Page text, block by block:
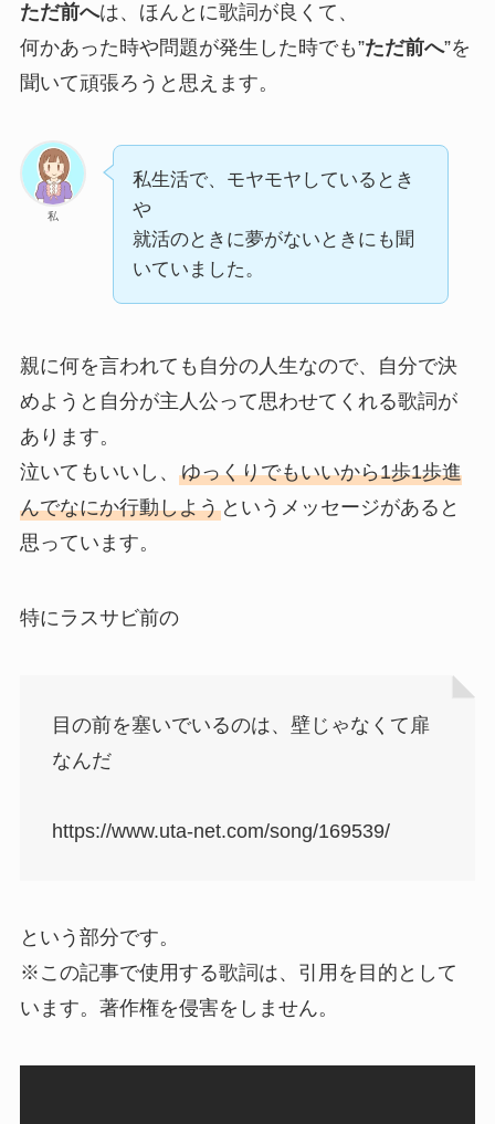
ただ前へは、ほんとに歌詞が良くて、
何かあった時や問題が発生した時でも”ただ前へ”を
聞いて頑張ろうと思えます。
私
私生活で、モヤモヤしているとき
や
就活のときに夢がないときにも聞
いていました。
親に何を言われても自分の人生なので、自分で決
めようと自分が主人公って思わせてくれる歌詞が
あります。
泣いてもいいし、 ゆっくりでもいいから1歩1歩進
んでなにか行動しようというメッセージがあると
思っています。
特にラスサビ前の
目の前を塞いでいるのは、壁じゃなくて扉
なんだ
https://www.uta-net.com/song/169539/
という部分です。
※この記事で使用する歌詞は、引用を目的として
います。著作権を侵害をしません。